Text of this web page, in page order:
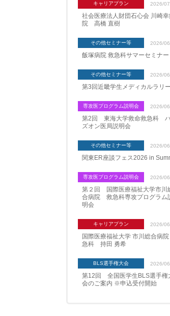
キャリアプラン 2026/
社会医療法人財団石心会 川崎
院 高橋 直樹
その他セミナー等 2026/
飯塚病院 救急科サマーセミナー
その他セミナー等 2026/
第3回近畿学生メディカルラリー
専攻医プログラム説明会 2026/
第2回 東海大学救命救急科
ズオン医局説明会
その他セミナー等 2026/
関東ER座談フェス2026 in
専攻医プログラム説明会 2026/
第２回 国際医療福祉大学市川
合病院 救急科専攻プログラム
明会
キャリアプラン 2026/
国際医療福祉大学 市川総合病
急科 持田 勇希
BLS選手権大会 2026/
第12回 全国医学生BLS選手権
会のご案内 ※申込受付開始